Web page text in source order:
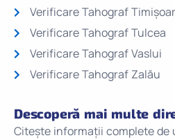
Verificare Tahograf
Verificare Tahograf Tulcea
Verificare Tahograf Vaslui
Verificare Tahograf Zalău
Descoperă mai multe
Citește informații complete de